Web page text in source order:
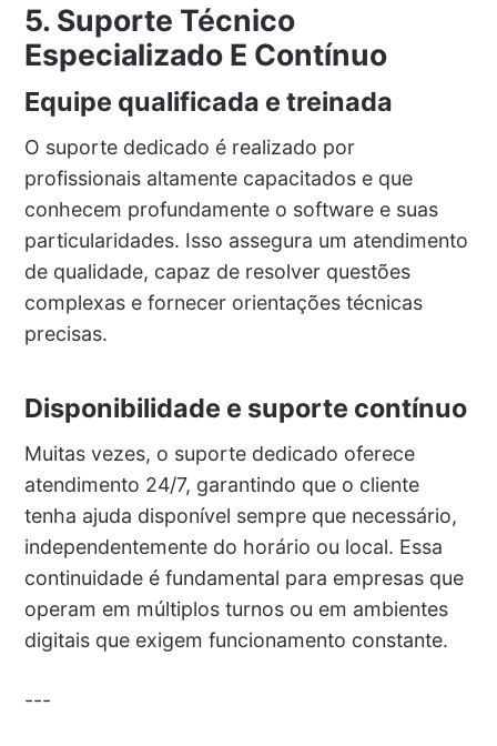
5. Suporte Técnico
Especializado E Contínuo
Equipe qualificada e treinada
O suporte dedicado é realizado por
profissionais altamente capacitados e que
conhecem profundamente o software e suas
particularidades. Isso assegura um atendimento
de qualidade, capaz de resolver questões
complexas e fornecer orientações técnicas
precisas.
Disponibilidade e suporte contínuo
Muitas vezes, o suporte dedicado oferece
atendimento 24/7, garantindo que o cliente
tenha ajuda disponível sempre que necessário,
independentemente do horário ou local. Essa
continuidade é fundamental para empresas que
operam em múltiplos turnos ou em ambientes
digitais que exigem funcionamento constante.
---